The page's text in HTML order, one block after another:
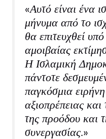
«Αυτό είναι ένα
μήνυμα από το
θα επιτευχθεί
αμοιβαίας
Η Ισλαμική
πάντοτε
παγκόσμια
αξιοπρέπειας
της προόδου και
συνεργασίας.»